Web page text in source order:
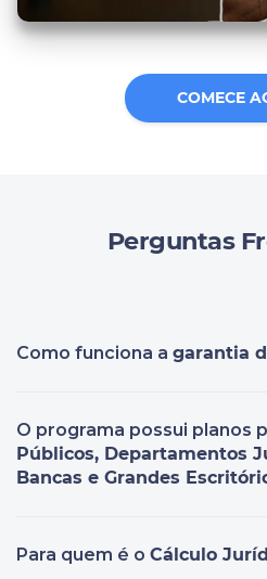
COMECE
Perguntas
Como funciona a garantia
O programa possui planos
Públicos, Departamentos
Bancas e Grandes
Para quem é o Cálculo